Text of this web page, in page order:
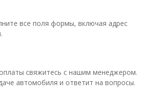
все поля формы, включая адрес
свяжитесь с нашим менеджером.
автомобиля и ответит на вопросы.